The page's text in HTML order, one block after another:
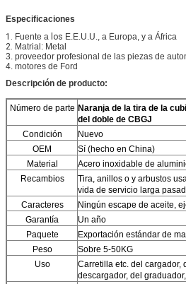
Especificaciones
1. Fuente a los E.E.U.U., a Europa, y a África
2. Matrial: Metal
3. proveedor profesional de las piezas de
4. motores de Ford
Descripción de producto:
Número de parte Naranja de la tira de la
del doble de CBGJ
Condición
Nuevo
OEM
Sí (hecho en China)
Material
Acero inoxidable de
Recambios
Tira, anillos o y arbustos
vida de servicio larga
Caracteres
Ningún escape de aceite,
Garantía
Un año
Paquete
Exportación estándar de
Peso
Sobre 5-50KG
Uso
Carretilla etc. del cargador,
descargador, del